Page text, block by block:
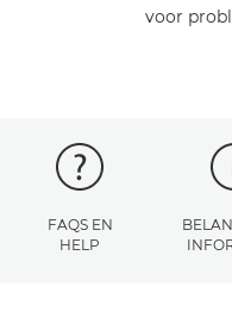
voor
FAQS EN
HELP